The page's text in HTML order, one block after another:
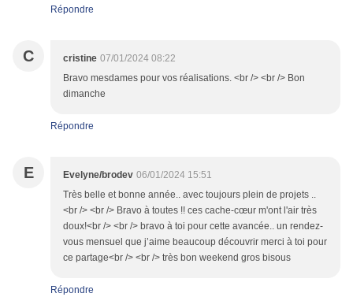
Répondre
C cristine 07/01/2024 08:22
Bravo mesdames pour vos réalisations. <br /> <br /> Bon
dimanche
Répondre
E Evelyne/brodev 06/01/2024 15:51
Très belle et bonne année.. avec toujours plein de projets ..
<br /> <br /> Bravo à toutes !! ces cache-cœur m'ont l'air très
doux!<br /> <br /> bravo à toi pour cette avancée.. un rendez-
vous mensuel que j’aime beaucoup découvrir merci à toi pour
ce partage<br /> <br /> très bon weekend gros bisous
Répondre